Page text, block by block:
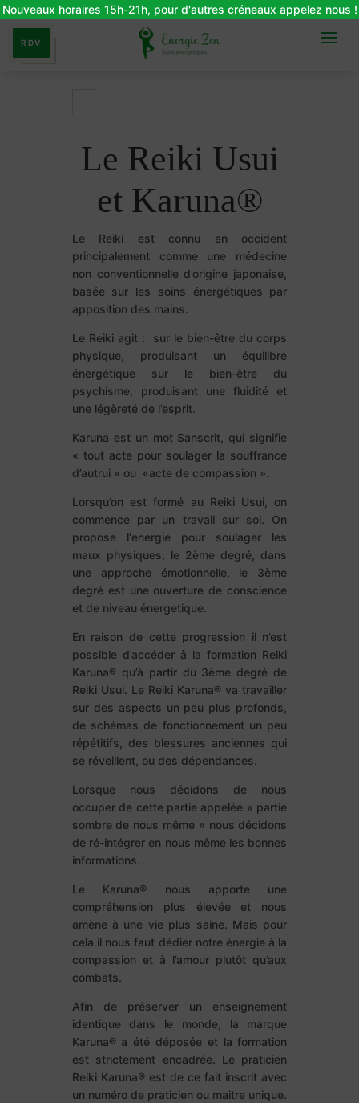
Nouveaux horaires 15h-21h, pour d'autres créneaux appelez nous !
RDV
Le Reiki Usui
et Karuna®
Le Reiki est connu en occident
principalement comme une médecine
non conventionnelle d’origine japonaise,
basée sur les soins énergétiques par
apposition des mains.
Le Reiki agit : sur le bien-être du corps
physique, produisant un équilibre
énergétique sur le bien-être du
psychisme, produisant une fluidité et
une légèreté de l’esprit.
Karuna est un mot Sanscrit, qui signifie
« tout acte pour soulager la souffrance
d’autrui » ou «acte de compassion ».
Lorsqu’on est formé au Reiki Usui, on
commence par un travail sur soi. On
propose l‘energie pour soulager les
maux physiques, le 2ème degré, dans
une approche émotionnelle, le 3ème
degré est une ouverture de conscience
et de niveau énergetique.
En raison de cette progression il n’est
possible d’accéder à la formation Reiki
Karuna® qu’à partir du 3ème degré de
Reiki Usui. Le Reiki Karuna® va travailler
sur des aspects un peu plus profonds,
de schémas de fonctionnement un peu
répétitifs, des blessures anciennes qui
se réveillent, ou des dépendances.
Lorsque nous décidons de nous
occuper de cette partie appelée « partie
sombre de nous même » nous décidons
de ré-intégrer en nous même les bonnes
informations.
Le Karuna® nous apporte une
compréhension plus élevée et nous
amène à une vie plus saine. Mais pour
cela il nous faut dédier notre énergie à la
compassion et à l’amour plutôt qu’aux
combats.
Afin de préserver un enseignement
identique dans le monde, la marque
Karuna® a été déposée et la formation
est strictement encadrée. Le praticien
Reiki Karuna® est de ce fait inscrit avec
un numéro de praticien ou maitre unique.